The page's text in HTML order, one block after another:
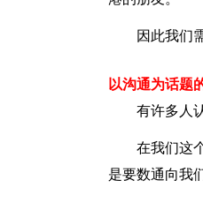
因此我们需
以沟通为话题
有许多人认
在我们这个
是要数通向我